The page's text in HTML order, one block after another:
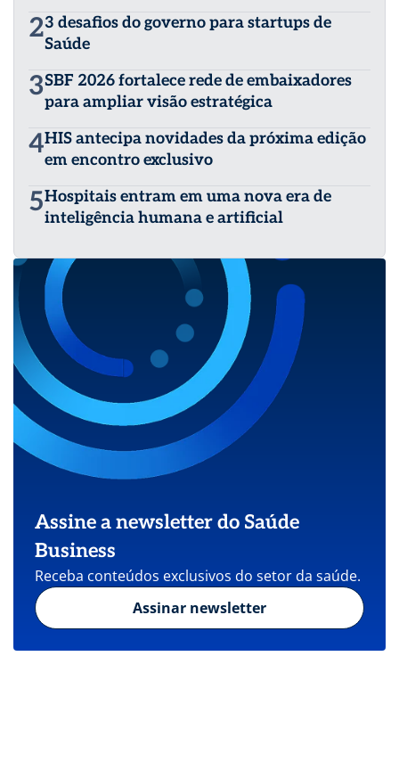
23 desafios do governo para startups de
Saúde
3SBF 2026 fortalece rede de embaixadores
para ampliar visão estratégica
4HIS antecipa novidades da próxima edição
em encontro exclusivo
5Hospitais entram em uma nova era de
inteligência humana e artificial
Assine a newsletter do Saúde
Business
Receba conteúdos exclusivos do setor da saúde.
Assinar newsletter